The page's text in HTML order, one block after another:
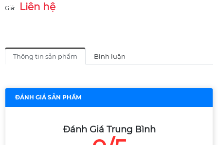
Giá:
Liên hệ
Thông tin sản phẩm Bình luận
ĐÁNH GIÁ SẢN PHẨM
Đánh Giá Trung Bình